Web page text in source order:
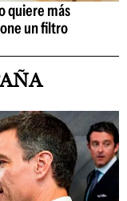
quiere más
un filtro